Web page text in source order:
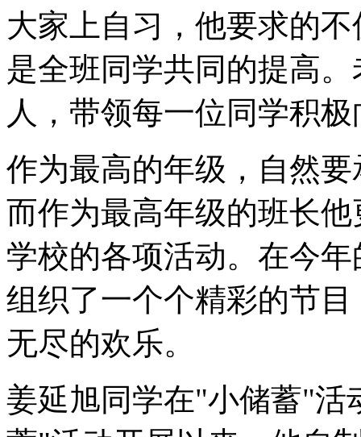
大家上自习，他要求的
是全班同学共同的提高
人，带领每一位同学积
作为最高的年级，自然
而作为最高年级的班长
学校的各项活动。在今
组织了一个个精彩的节
无尽的欢乐。
姜延旭同学在"小储蓄"活